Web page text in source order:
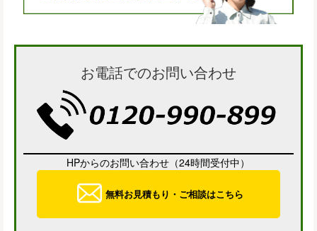
お電話でのお問い合わせ
HPからのお問い合わせ（24時間受付中）
無料お見積もり・ご相談はこちら